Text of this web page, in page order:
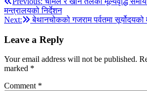
Post
navigation
मन्त्रालयको निर्देशन
Next:
बेथानचोकको गजराम पर्वतमा
Leave a Reply
Your email address will not be published.
marked *
Comment *